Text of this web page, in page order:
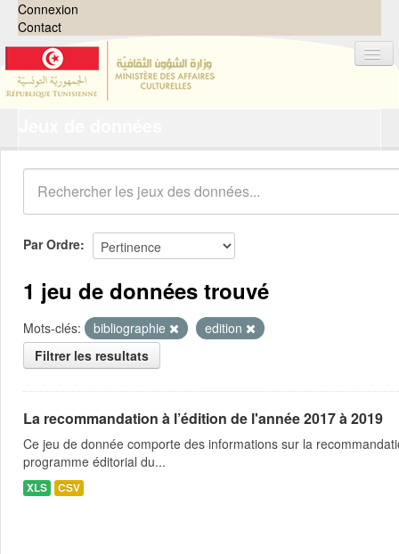
Connexion
Contact
Organisations
Groupes
Demandes 0
À propos
Par Ordre
1 jeu de données trouvé
Mots-clés: bibliographie
edition
Filtrer les resultats
La recommandation à l’édition de l'année 2017 à 2019
Ce jeu de donnée comporte des informations sur la
programme éditorial du...
XLS CSV